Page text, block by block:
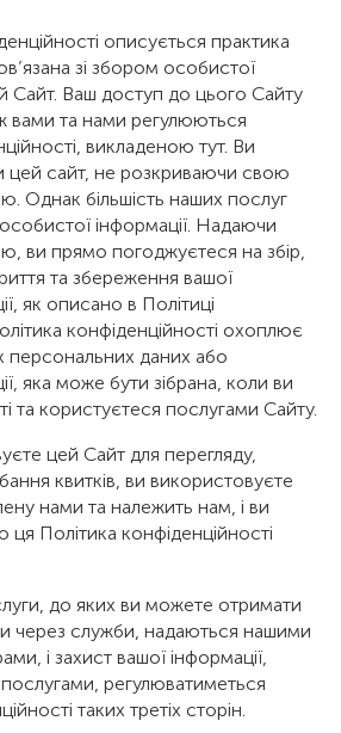
описується практика
зі збором особистої
Сайт. Ваш доступ до цього Сайту
вами та нами регулюються
викладеною тут. Ви
цей сайт, не розкриваючи свою
Однак більшість наших послуг
інформації. Надаючи
ви прямо погоджуєтеся на збір,
та збереження вашої
як описано в Політиці
конфіденційності охоплює
даних або
яка може бути зібрана, коли ви
та користуєтеся послугами Сайту.
цей Сайт для перегляду,
квитків, ви використовуєте
нами та належить нам, і ви
ця Політика конфіденційності
до яких ви можете отримати
через служби, надаються нашими
і захист вашої інформації,
регулюватиметься
таких третіх сторін.